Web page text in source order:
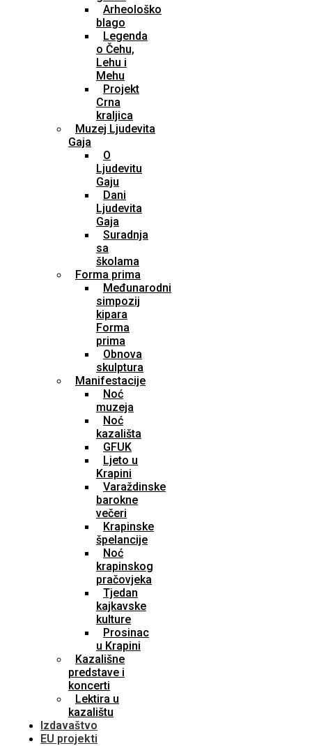
Arheološko
blago
Legenda
o Čehu,
Lehu i
Mehu
Projekt
Crna
kraljica
Muzej Ljudevita
Gaja
O
Ljudevitu
Gaju
Dani
Ljudevita
Gaja
Suradnja
sa
školama
Forma prima
Međunarodni
simpozij
kipara
Forma
prima
Obnova
skulptura
Manifestacije
Noć
muzeja
Noć
kazališta
GFUK
Ljeto u
Krapini
Varaždinske
barokne
večeri
Krapinske
špelancije
Noć
krapinskog
pračovjeka
Tjedan
kajkavske
kulture
Prosinac
u Krapini
Kazališne
predstave i
koncerti
Lektira u
kazalištu
Izdavaštvo
EU projekti